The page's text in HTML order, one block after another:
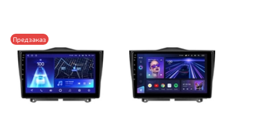
Предзаказ